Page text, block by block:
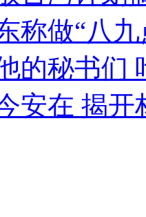
称做“八
的秘书们
安在 揭